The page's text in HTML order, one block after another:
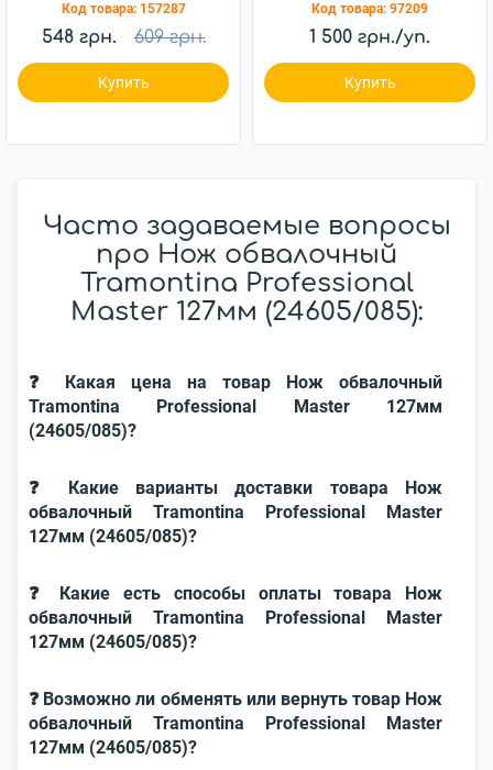
Код товара: 157287
548 грн. 609 грн.
Купить
(10194/01)
Код товара: 97209
1 500 грн./уп.
Купить
Часто задаваемые вопросы
про Нож обвалочный
Tramontina Professional
Master 127мм (24605/085):
❓ Какая цена на товар Нож обвалочный
Tramontina Professional Master 127мм
(24605/085)?
❓ Какие варианты доставки товара Нож
обвалочный Tramontina Professional Master
127мм (24605/085)?
❓ Какие есть способы оплаты товара Нож
обвалочный Tramontina Professional Master
127мм (24605/085)?
❓ Возможно ли обменять или вернуть товар Нож
обвалочный Tramontina Professional Master
127мм (24605/085)?